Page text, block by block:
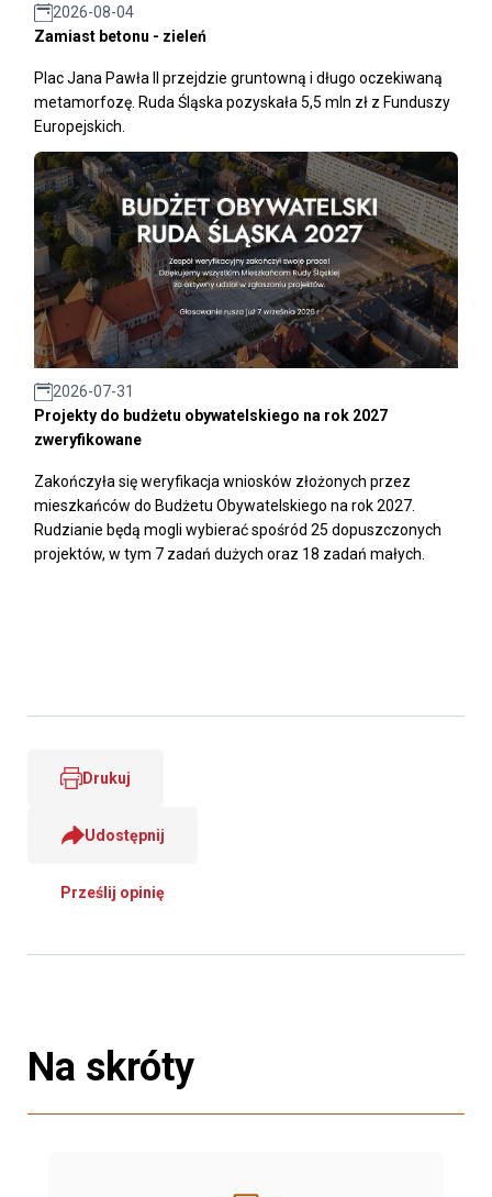
2026-08-04
Zamiast betonu - zieleń
Plac Jana Pawła II przejdzie gruntowną i długo oczekiwaną
metamorfozę. Ruda Śląska pozyskała 5,5 mln zł z Funduszy
Europejskich.
2026-07-31
Projekty do budżetu obywatelskiego na rok 2027
zweryfikowane
Zakończyła się weryfikacja wniosków złożonych przez
mieszkańców do Budżetu Obywatelskiego na rok 2027.
Rudzianie będą mogli wybierać spośród 25 dopuszczonych
projektów, w tym 7 zadań dużych oraz 18 zadań małych.
Drukuj
Udostępnij
Prześlij opinię
Na skróty